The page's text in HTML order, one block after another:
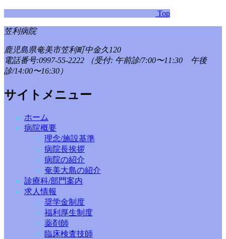
Top
笠利病院
鹿児島県奄美市笠利町中金久120
電話番号:0997-55-2222
（受付: 午前診/7:00〜11:30 午後
診/14:00〜16:30）
サイトメニュー
ホーム
病院概要
理念/施設基準
病院長挨拶
病院の紹介
奄美大島の紹介
診療科/部門案内
求人情報
奨学金制度
福利厚生制度
薬剤師
臨床検査技師